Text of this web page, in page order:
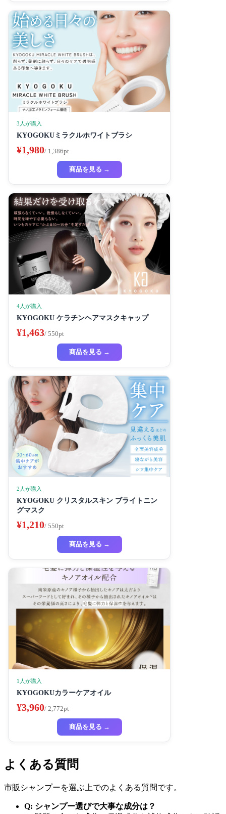
3人が購入
KYOGOKUミラクルホワイトブラシ
¥1,980/ 1,386pt
商品を見る →
4人が購入
KYOGOKU ケラチンヘアマスクキャップ
¥1,463/ 550pt
商品を見る →
2人が購入
KYOGOKU クリスタルスキン ブライトニン
グマスク
¥1,210/ 550pt
商品を見る →
1人が購入
KYOGOKUカラーケアオイル
¥3,960/ 2,772pt
商品を見る →
よくある質問
市販シャンプーを選ぶ上でのよくある質問です。
Q: シャンプー選びで大事な成分は？